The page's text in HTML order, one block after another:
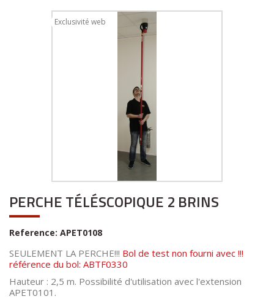
Exclusivité web
PERCHE TÉLÉSCOPIQUE 2 BRINS
Reference: APET0108
SEULEMENT LA PERCHE!!! Bol de test non fourni avec !!!
référence du bol: ABTF0330
Hauteur : 2,5 m. Possibilité d'utilisation avec l'extension
APET0101.